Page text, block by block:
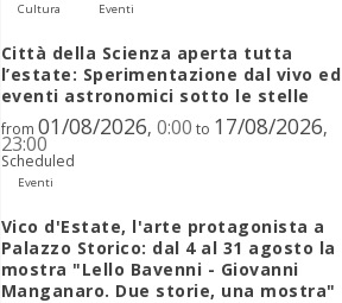
Cultura Eventi
Città della Scienza aperta tutta
l’estate: Sperimentazione dal vivo ed
eventi astronomici sotto le stelle
from 01/08/2026, 0:00 to 17/08/2026,
23:00
Scheduled
Eventi
Vico d'Estate, l'arte protagonista a
Palazzo Storico: dal 4 al 31 agosto la
mostra "Lello Bavenni - Giovanni
Manganaro. Due storie, una mostra"